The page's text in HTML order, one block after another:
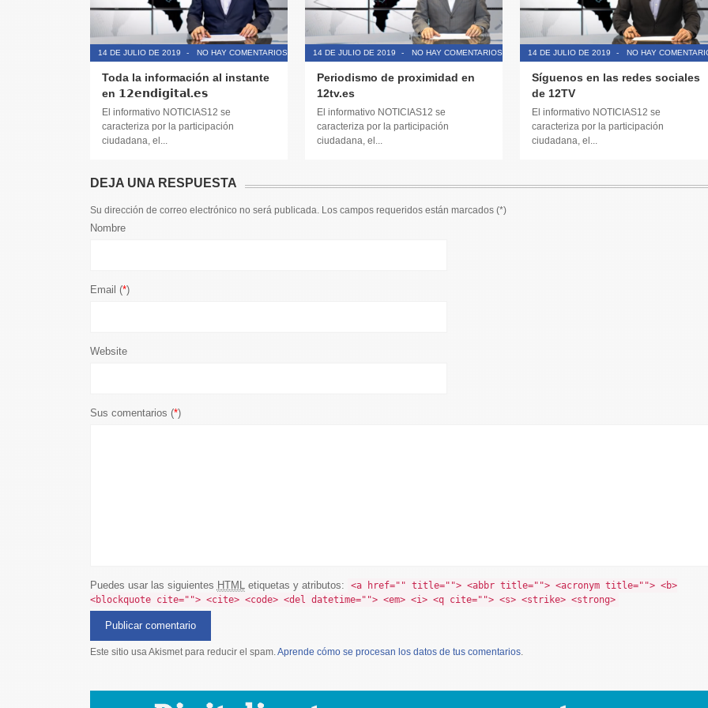
14 DE JULIO DE 2019 - NO HAY COMENTARIOS
Toda la información al instante
en 𝟭𝟮𝗲𝗻𝗱𝗶𝗴𝗶𝘁𝗮𝗹.𝗲𝘀
El informativo NOTICIAS12 se
caracteriza por la participación
ciudadana, el...
14 DE JULIO DE 2019 - NO HAY COMENTARIOS
Periodismo de proximidad en
12tv.es
El informativo NOTICIAS12 se
caracteriza por la participación
ciudadana, el...
14 DE JULIO DE 2019 - NO HAY
Síguenos en las redes sociales
de 12TV
El informativo NOTICIAS12 se
caracteriza por la participación
ciudadana, el...
DEJA UNA RESPUESTA
Su dirección de correo electrónico no será publicada. Los campos requeridos están marcados (*)
Nombre
Email (*)
Website
Sus comentarios (*)
Puedes usar las siguientes HTML etiquetas y atributos:
<a href="" title=""> <abbr title=""> <acronym title=""> <b>
<blockquote cite=""> <cite> <code> <del datetime=""> <em> <i> <q cite=""> <s> <strike> <strong>
Este sitio usa Akismet para reducir el spam.Aprende cómo se procesan los datos de tus comentarios.